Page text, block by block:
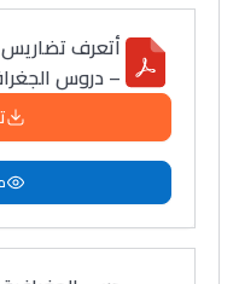
Maroc
أتعرف تضاريس
– دروس